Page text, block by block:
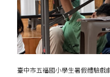
臺中市五福國小學生暑假體驗戲